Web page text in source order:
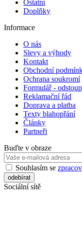
Ostatní
Doplňky
Informace
O nás
Slevy a výhody
Kontakt
Obchodní
Ochrana soukromí
Formulář -
Reklamační řád
Doprava a platba
Texty blahopřání
Články
Partneři
Buďte v obraze
Souhlasím se
Sociální sítě